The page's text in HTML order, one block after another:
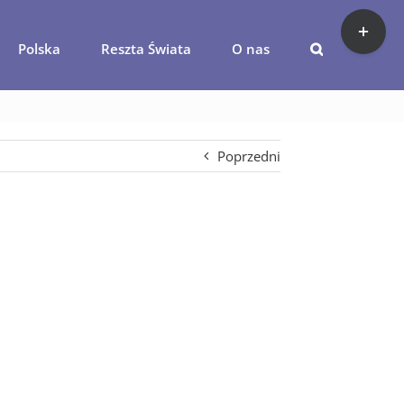
Polska Reszta Świata O nas
miejsca-na-chalkidiki-vanlife
Poprzedni
Toggle
Sliding
Bar